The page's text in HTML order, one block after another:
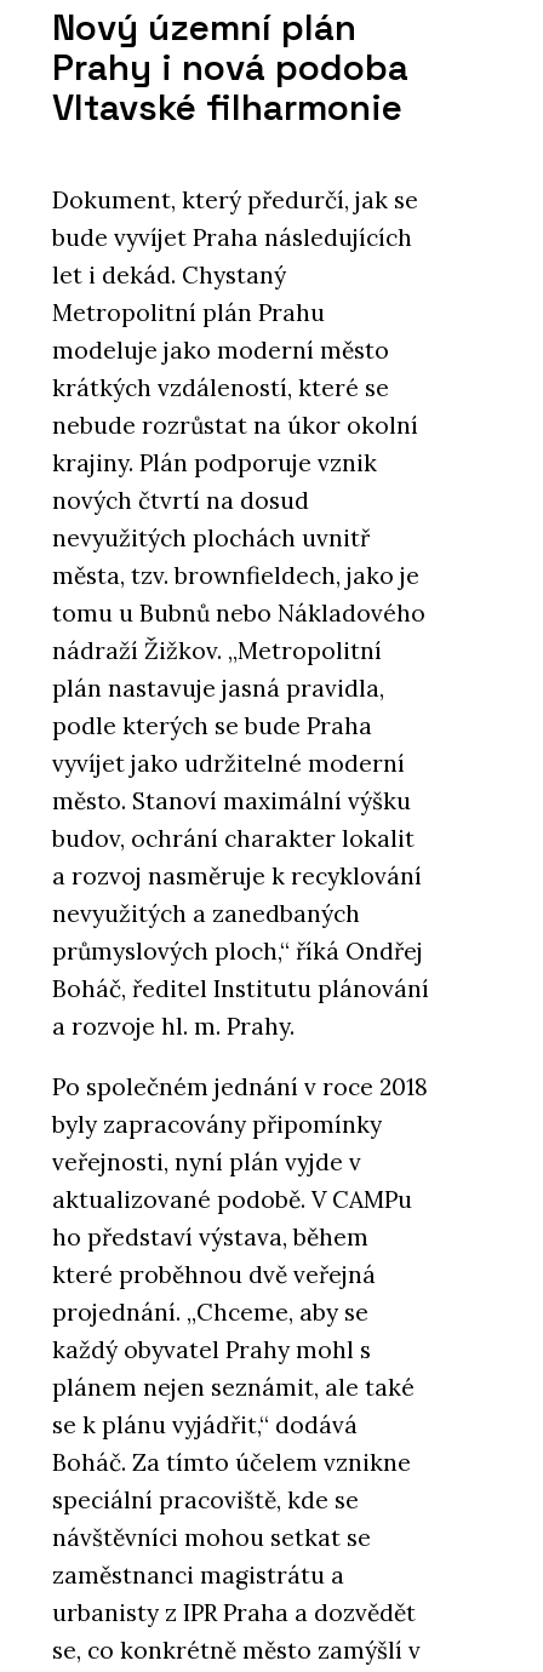
Nový územní plán
Prahy i nová podoba
Vltavské filharmonie
Dokument, který předurčí, jak se
bude vyvíjet Praha následujících
let i dekád. Chystaný
Metropolitní plán Prahu
modeluje jako moderní město
krátkých vzdáleností, které se
nebude rozrůstat na úkor okolní
krajiny. Plán podporuje vznik
nových čtvrtí na dosud
nevyužitých plochách uvnitř
města, tzv. brownfieldech, jako je
tomu u Bubnů nebo Nákladového
nádraží Žižkov. „Metropolitní
plán nastavuje jasná pravidla,
podle kterých se bude Praha
vyvíjet jako udržitelné moderní
město. Stanoví maximální výšku
budov, ochrání charakter lokalit
a rozvoj nasměruje k recyklování
nevyužitých a zanedbaných
průmyslových ploch,“ říká Ondřej
Boháč, ředitel Institutu plánování
a rozvoje hl. m. Prahy.
Po společném jednání v roce 2018
byly zapracovány připomínky
veřejnosti, nyní plán vyjde v
aktualizované podobě. V CAMPu
ho představí výstava, během
které proběhnou dvě veřejná
projednání. „Chceme, aby se
každý obyvatel Prahy mohl s
plánem nejen seznámit, ale také
se k plánu vyjádřit,“ dodává
Boháč. Za tímto účelem vznikne
speciální pracoviště, kde se
návštěvníci mohou setkat se
zaměstnanci magistrátu a
urbanisty z IPR Praha a dozvědět
se, co konkrétně město zamýšlí v